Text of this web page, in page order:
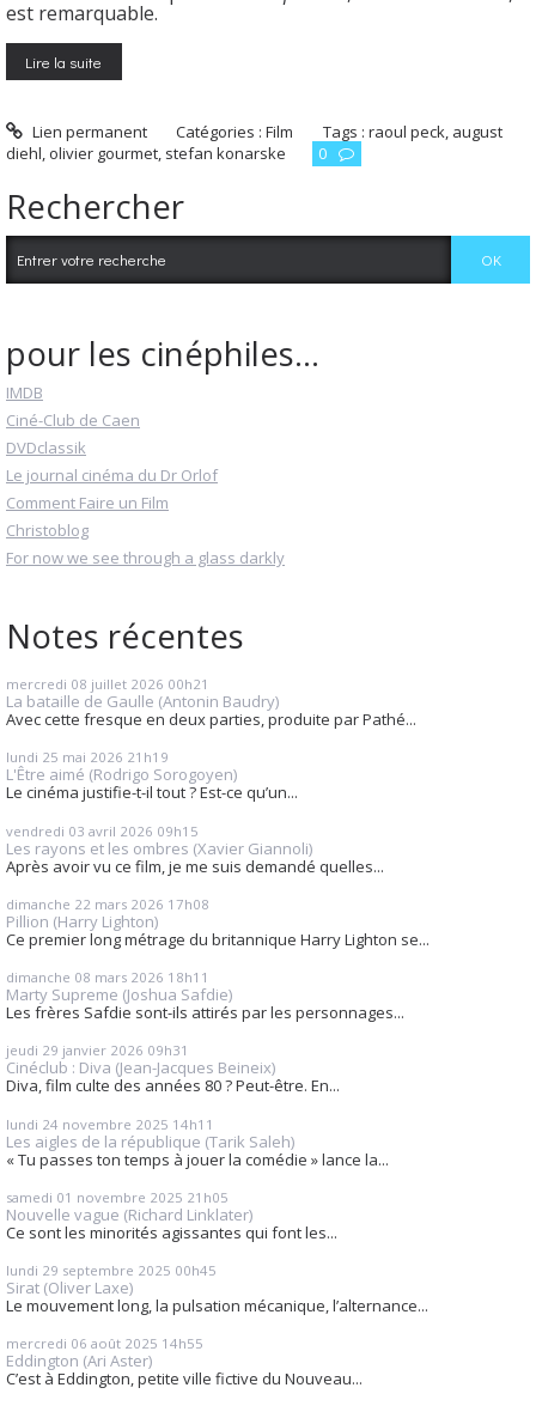
est remarquable.
Lire la suite
Lien permanent Catégories :Film Tags :raoul peck, august
diehl, olivier gourmet, stefan konarske 0
Rechercher
pour les cinéphiles...
IMDB
Ciné-Club de Caen
DVDclassik
Le journal cinéma du Dr Orlof
Comment Faire un Film
Christoblog
For now we see through a glass darkly
Notes récentes
mercredi 08 juillet 2026 00h21
La bataille de Gaulle (Antonin Baudry)
Avec cette fresque en deux parties, produite par Pathé...
lundi 25 mai 2026 21h19
L'Être aimé (Rodrigo Sorogoyen)
Le cinéma justifie-t-il tout ? Est-ce qu’un...
vendredi 03 avril 2026 09h15
Les rayons et les ombres (Xavier Giannoli)
Après avoir vu ce film, je me suis demandé quelles...
dimanche 22 mars 2026 17h08
Pillion (Harry Lighton)
Ce premier long métrage du britannique Harry Lighton se...
dimanche 08 mars 2026 18h11
Marty Supreme (Joshua Safdie)
Les frères Safdie sont-ils attirés par les personnages...
jeudi 29 janvier 2026 09h31
Cinéclub : Diva (Jean-Jacques Beineix)
Diva, film culte des années 80 ? Peut-être. En...
lundi 24 novembre 2025 14h11
Les aigles de la république (Tarik Saleh)
« Tu passes ton temps à jouer la comédie » lance la...
samedi 01 novembre 2025 21h05
Nouvelle vague (Richard Linklater)
Ce sont les minorités agissantes qui font les...
lundi 29 septembre 2025 00h45
Sirat (Oliver Laxe)
Le mouvement long, la pulsation mécanique, l’alternance...
mercredi 06 août 2025 14h55
Eddington (Ari Aster)
C’est à Eddington, petite ville fictive du Nouveau...